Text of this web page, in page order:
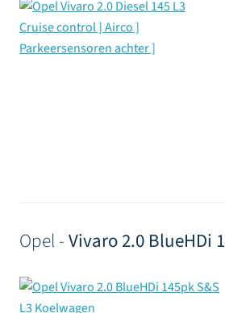
Opel -Vivaro 2.0 BlueHDi